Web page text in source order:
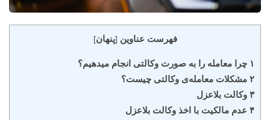
فهرست عناوین [پنهان]
۱ چرا معامله را به صورت وکالتی انجام میدهیم؟
۲ مشکلات معامله‌ی وکالتی چیست؟
۳ وکالت بلاعزل
۴ عدم مالکیت با اخذ وکالت بلاعزل